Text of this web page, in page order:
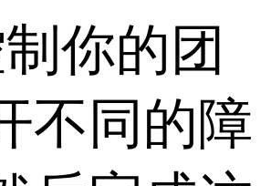
你的团
不同的障